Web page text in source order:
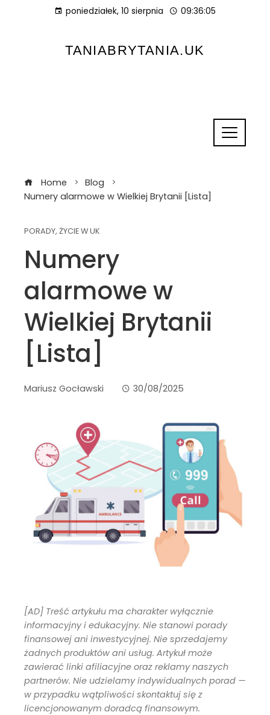
poniedziałek, 10 sierpnia 09:36:06
TANIABRYTANIA.UK
Home
Blog
Numery alarmowe w Wielkiej Brytanii [Lista]
PORADY, ŻYCIE W UK
Numery
alarmowe w
Wielkiej Brytanii
[Lista]
Mariusz Gocławski 30/08/2025
[AD] Treść artykułu ma charakter wyłącznie
informacyjny i edukacyjny. Nie stanowi porady
finansowej ani inwestycyjnej. Nie sprzedajemy
żadnych produktów ani usług. Artykuł może
zawierać linki afiliacyjne oraz reklamy naszych
partnerów. Nie udzielamy indywidualnych porad —
w przypadku wątpliwości skontaktuj się z
licencjonowanym doradcą finansowym.